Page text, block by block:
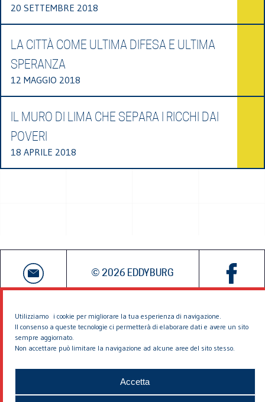
Utilizziamo i cookie per migliorare la tua esperienza di navigazione.
Il consenso a queste tecnologie ci permetterà di elaborare dati e avere un sito
sempre aggiornato.
Non accettare può limitare la navigazione ad alcune aree del sito stesso.
Accetta
20 SETTEMBRE 2018
LA CITTÀ COME ULTIMA DIFESA E ULTIMA
SPERANZA
12 MAGGIO 2018
IL MURO DI LIMA CHE SEPARA I RICCHI DAI
POVERI
18 APRILE 2018
© 2026 EDDYBURG